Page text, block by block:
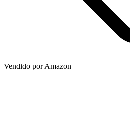
Vendido porAmazon